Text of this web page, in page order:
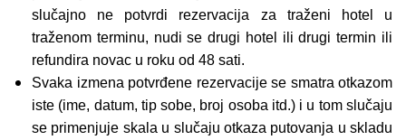
slučajno ne potvrdi rezervacija za traženi hotel u
traženom terminu, nudi se drugi hotel ili drugi termin ili
refundira novac u roku od 48 sati.
Svaka izmena potvrđene rezervacije se smatra otkazom
iste (ime, datum, tip sobe, broj osoba itd.) i u tom slučaju
se primenjuje skala u slučaju otkaza putovanja u skladu